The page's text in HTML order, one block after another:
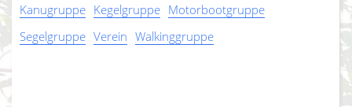
Kanugruppe Kegelgruppe Motorbootgruppe
Segelgruppe Verein Walkinggruppe